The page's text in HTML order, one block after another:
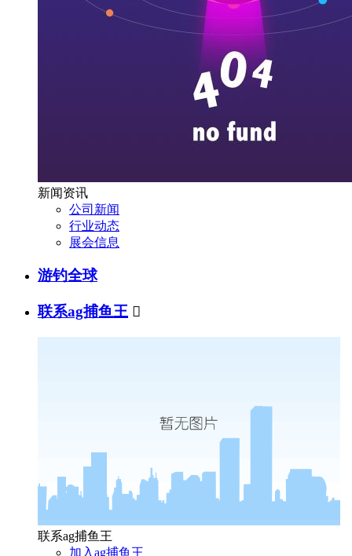
新闻资讯
公司新闻
行业动态
展会信息
游钓全球
联系ag捕鱼王 
联系ag捕鱼王
加入ag捕鱼王